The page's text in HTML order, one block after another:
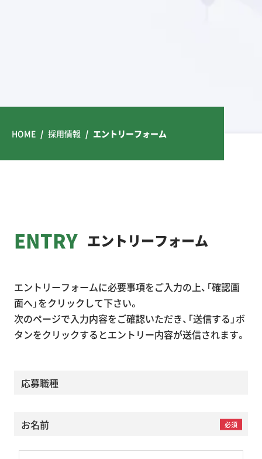
HOME 採用情報 エントリーフォーム
ENTRY エン トリーフォーム
エントリーフォームに必要事項をご入力の上、「確認画
面へ」をクリックして下さい。
次のページで入力内容をご確認いただき、「送信する」ボ
タンをクリックするとエントリー内容が送信されます。
応募職種
必須
お名前